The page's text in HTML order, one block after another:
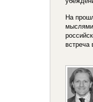
На
встреча